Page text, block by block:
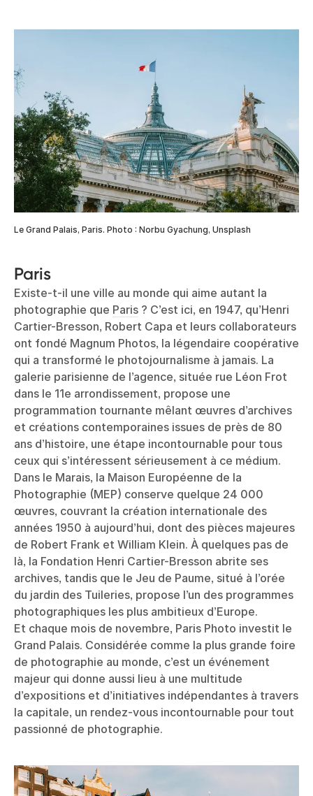
Le Grand Palais, Paris. Photo : Norbu Gyachung, Unsplash
Paris
Existe-t-il une ville au monde qui aime autant la
photographie que Paris ? C’est ici, en 1947, qu’Henri
Cartier-Bresson, Robert Capa et leurs collaborateurs
ont fondé Magnum Photos, la légendaire coopérative
qui a transformé le photojournalisme à jamais. La
galerie parisienne de l’agence, située rue Léon Frot
dans le 11e arrondissement, propose une
programmation tournante mêlant œuvres d’archives
et créations contemporaines issues de près de 80
ans d’histoire, une étape incontournable pour tous
ceux qui s’intéressent sérieusement à ce médium.
Dans le Marais, la Maison Européenne de la
Photographie (MEP) conserve quelque 24 000
œuvres, couvrant la création internationale des
années 1950 à aujourd’hui, dont des pièces majeures
de Robert Frank et William Klein. À quelques pas de
là, la Fondation Henri Cartier-Bresson abrite ses
archives, tandis que le Jeu de Paume, situé à l’orée
du jardin des Tuileries, propose l’un des programmes
photographiques les plus ambitieux d’Europe.
Et chaque mois de novembre, Paris Photo investit le
Grand Palais. Considérée comme la plus grande foire
de photographie au monde, c’est un événement
majeur qui donne aussi lieu à une multitude
d’expositions et d’initiatives indépendantes à travers
la capitale, un rendez-vous incontournable pour tout
passionné de photographie.